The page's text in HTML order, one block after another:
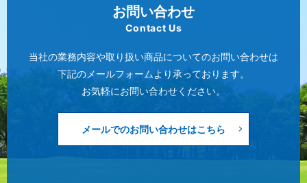
お問い合わせ
Contact Us
当社の業務内容や取り扱い商品についてのお問い合わせは
下記のメールフォームより承っております。
お気軽にお問い合わせください。
メールでのお問い合わせはこちら